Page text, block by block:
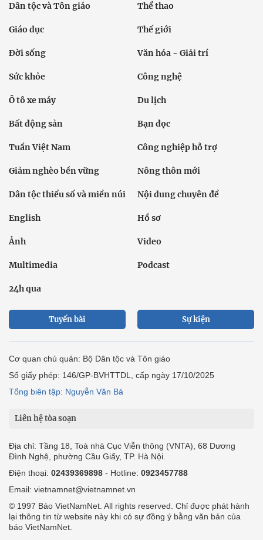
Dân tộc và Tôn giáo Thể thao
Giáo dục Thế giới
Đời sống Văn hóa - Giải trí
Sức khỏe Công nghệ
Ô tô xe máy Du lịch
Bất động sản Bạn đọc
Tuần Việt Nam Công nghiệp hỗ trợ
Giảm nghèo bền vững Nông thôn mới
Dân tộc thiểu số và miền núi Nội dung chuyên đề
English Hồ sơ
Ảnh Video
Multimedia Podcast
24h qua
Tuyến bài Sự kiện
Cơ quan chủ quản: Bộ Dân tộc và Tôn giáo
Số giấy phép: 146/GP-BVHTTDL, cấp ngày 17/10/2025
Tổng biên tập: Nguyễn Văn Bá
Liên hệ tòa soạn
Địa chỉ: Tầng 18, Toà nhà Cục Viễn thông (VNTA), 68 Dương
Đình Nghệ, phường Cầu Giấy, TP. Hà Nội.
Điện thoại: 02439369898 - Hotline: 0923457788
Email: vietnamnet@vietnamnet.vn
© 1997 Báo VietNamNet. All rights reserved. Chỉ được phát hành
lại thông tin từ website này khi có sự đồng ý bằng văn bản của
báo VietNamNet.